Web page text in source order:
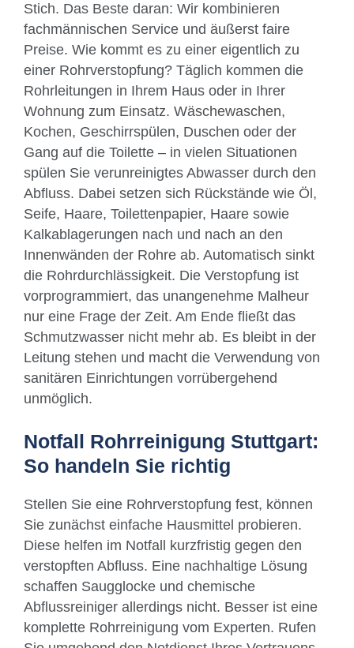
Stich. Das Beste daran: Wir kombinieren
fachmännischen Service und äußerst faire
Preise. Wie kommt es zu einer eigentlich zu
einer Rohrverstopfung? Täglich kommen die
Rohrleitungen in Ihrem Haus oder in Ihrer
Wohnung zum Einsatz. Wäschewaschen,
Kochen, Geschirrspülen, Duschen oder der
Gang auf die Toilette – in vielen Situationen
spülen Sie verunreinigtes Abwasser durch den
Abfluss. Dabei setzen sich Rückstände wie Öl,
Seife, Haare, Toilettenpapier, Haare sowie
Kalkablagerungen nach und nach an den
Innenwänden der Rohre ab. Automatisch sinkt
die Rohrdurchlässigkeit. Die Verstopfung ist
vorprogrammiert, das unangenehme Malheur
nur eine Frage der Zeit. Am Ende fließt das
Schmutzwasser nicht mehr ab. Es bleibt in der
Leitung stehen und macht die Verwendung von
sanitären Einrichtungen vorrübergehend
unmöglich.
Notfall Rohrreinigung Stuttgart:
So handeln Sie richtig
Stellen Sie eine Rohrverstopfung fest, können
Sie zunächst einfache Hausmittel probieren.
Diese helfen im Notfall kurzfristig gegen den
verstopften Abfluss. Eine nachhaltige Lösung
schaffen Saugglocke und chemische
Abflussreiniger allerdings nicht. Besser ist eine
komplette Rohrreinigung vom Experten. Rufen